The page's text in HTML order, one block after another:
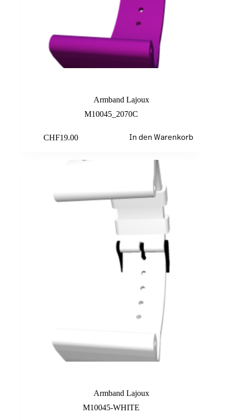
Armband Lajoux
M10045_2070C
CHF19.00 In den Warenkorb
Armband Lajoux
M10045-WHITE